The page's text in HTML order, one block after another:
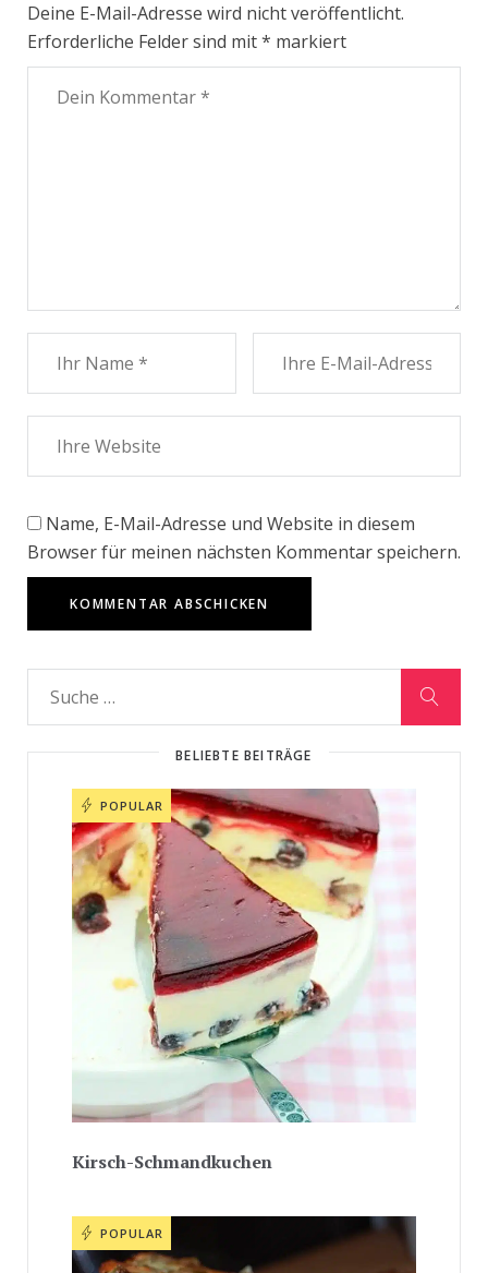
Deine E-Mail-Adresse wird nicht veröffentlicht.
Erforderliche Felder sind mit* markiert
Name, E-Mail-Adresse und Website in diesem
Browser für meinen nächsten Kommentar speichern.
BELIEBTE BEITRÄGE
POPULAR
Kirsch-Schmandkuchen
POPULAR